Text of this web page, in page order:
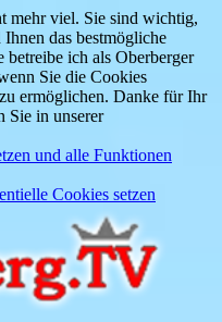
mehr viel. Sie sind wichtig,
das bestmögliche
ich als Oberberger
Sie die Cookies
ermöglichen. Danke für Ihr
Sie in unserer
und alle Funktionen
Cookies setzen